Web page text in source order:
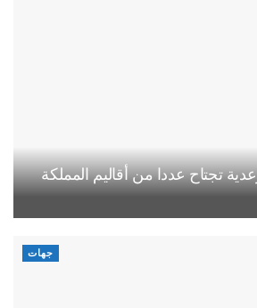
تجتاح عددا من أقاليم المملكة
جهات